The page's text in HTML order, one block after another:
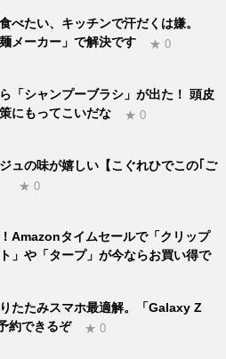
べたい、キッチンで汗だくは嫌。
麺メーカー」で解決です
★ 0
「シャンプーブラシ」が出た！ 頭皮
にもってこいだな
★ 0
ュの味が嬉しい【こぐれひでこの｢ご
★ 0
Amazonタイムセールで「クリップ
」や「タープ」が今ならお買い得で
たたみスマホ最適解。「Galaxy Z
約できるぞ
★ 0